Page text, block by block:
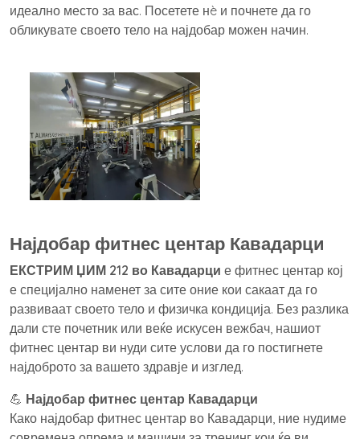
идеално место за вас. Посетете нè и почнете да го
обликувате своето тело на најдобар можен начин.
Најдобар фитнес центар Кавадарци
ЕКСТРИМ ЏИМ 212 во Кавадарци е фитнес центар кој
е специјално наменет за сите оние кои сакаат да го
развиваат своето тело и физичка кондиција. Без разлика
дали сте почетник или веќе искусен вежбач, нашиот
фитнес центар ви нуди сите услови да го постигнете
најдоброто за вашето здравје и изглед.
💪 Најдобар фитнес центар Кавадарци
Како најдобар фитнес центар во Кавадарци, ние нудиме